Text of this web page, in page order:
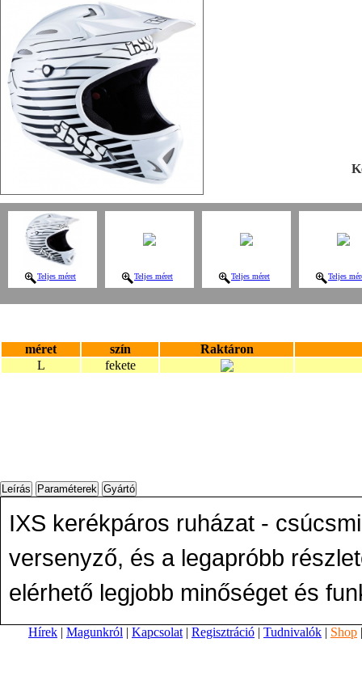
Teljes méret Teljes méret Teljes méret Teljes
méret szín
Raktáron
L
fekete
IXS kerékpáros ruházat -
versenyző, és a legapróbb
elérhető legjobb minőséget és
Hírek | Magunkról | Kapcsolat | Regisztráció | Tudnivalók | Shop